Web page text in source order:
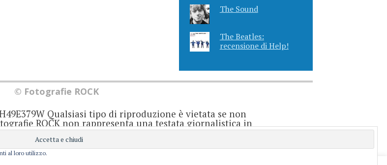
The Sound
The Beatles:
recensione di Help!
© Fotografie ROCK
Qualsiasi tipo di riproduzione è vietata se non
ROCK non rappresenta una testata giornalistica in
alcuna periodicità. Non può pertanto considerarsi un
legge 62 del 7/3/2001. Ogni autore è direttamente
che scrive negli articoli e nei commenti.
al loro utilizzo.